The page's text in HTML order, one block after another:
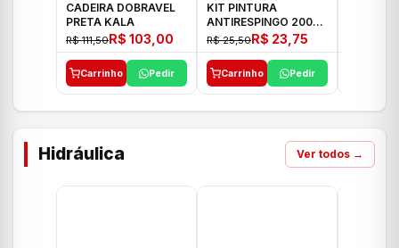
CADEIRA DOBRAVEL
PRETA KALA
R$ 111,50R$ 103,00
Carrinho Pedir
KIT PINTURA
ANTIRESPINGO 2003
ATLAS 03 PCS
R$ 25,50R$ 23,75
Carrinho Pedir
Hidráulica Ver todos →